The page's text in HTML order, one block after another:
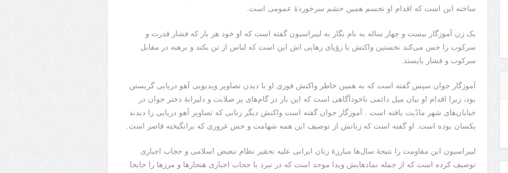
ساخته این است که اقدام او تجسم همین خشم سرخوردۀ عمومی است.
یک زن آموزگار بیست و چهار ساله به نام نگار به لیبراسیون گفته است که او خود هر بار که فشار قدرت و
سرکوب را حس می‌کند نخستین واکنش یا رؤیای رهایی اش این است که لباس از تن بکند و برهنه در مقابل
سرکوب و فشار بایستد.
آموزگار جوان سپس گفته است که به همین خاطر واکنش فوری او با دیدن تصاویر ویدیویی آهو دریایی گریستن
بود، زیرا اقدام او بیان میل دائمی ناخودآگاهی است که این بار در گام‌های پر صلابت و دلیرانۀ دختر جوان در
خیابان‌های شهر مادّیت یافته است . آموزگار جوان گفته است واکنش دیگر زنانی که تصاویر آهو دریایی را دیدند
یکسان بوده است. او گفته است که زبانش از توصیف این همه شهامت و حس غروری که برانگیخته قاصر است.
لیبراسیون این مقاومت را نتیجۀ سال‌ها مبارزۀ زنان ایرانی علیه تحقیر نظام تبعیض اسلامی و حجاب اجباری
توصیف کرده است که از جمله نمادهایش ویدا موحد است که در نبرد با حجاب اجباری هنجارها و مرزها را جابجا